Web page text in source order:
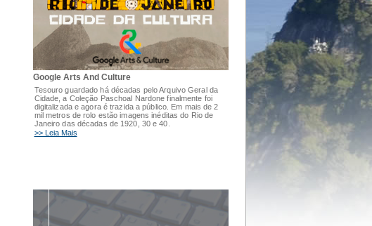
Google Arts And Culture
Tesouro guardado há décadas pelo Arquivo Geral da
Cidade, a Coleção Paschoal Nardone finalmente foi
digitalizada e agora é trazida a público. Em mais de 2
mil metros de rolo estão imagens inéditas do Rio de
Janeiro das décadas de 1920, 30 e 40.
>> Leia Mais